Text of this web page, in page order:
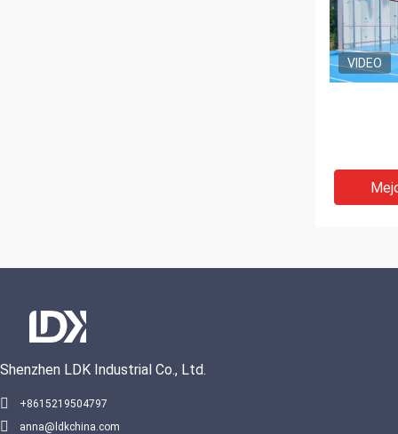
VIDEO
Shenzhen LDK Industrial Co., Ltd.
+8615219504797
anna@ldkchina.com